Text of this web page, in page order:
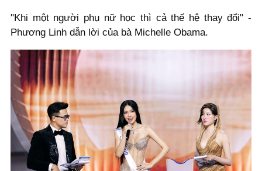
"Khi một người phụ nữ học thì cả thế hệ thay đổi" -
Phương Linh dẫn lời của bà Michelle Obama.